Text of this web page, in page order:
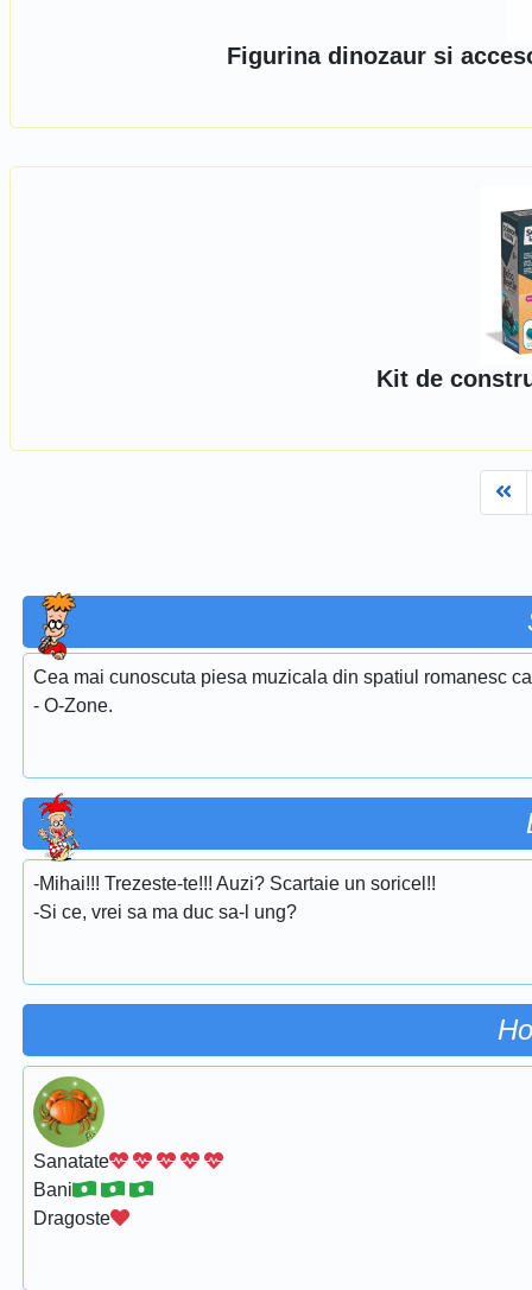
Figurina dinozaur si
Kit de
Cea mai cunoscuta piesa muzicala din spatiul romanesc
- O-Zone.
-Mihai!!! Trezeste-te!!! Auzi? Scartaie un soricel!!
-Si ce, vrei sa ma duc sa-l ung?
Sanatate
Bani
Dragoste